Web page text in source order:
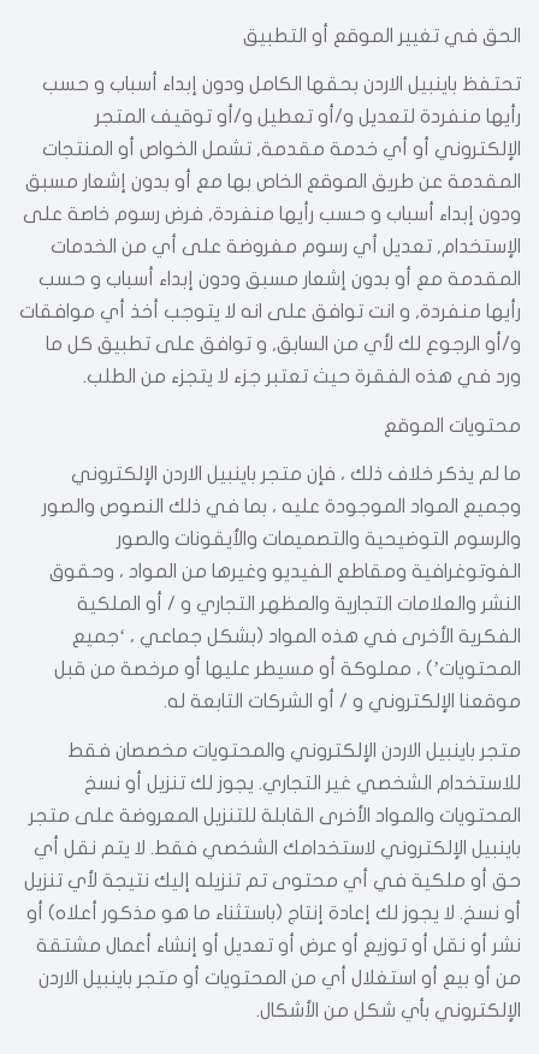
الحق في تغيير الموقع أو التطبيق
تحتفظ باينبيل الاردن بحقها الكامل ودون إبداء أسباب و حسب
رأيها منفردة لتعديل و/أو تعطيل و/أو توقيف المتجر
الإلكتروني أو أي خدمة مقدمة, تشمل الخواص أو المنتجات
المقدمة عن طريق الموقع الخاص بها مع أو بدون إشعار مسبق
ودون إبداء أسباب و حسب رأيها منفردة, فرض رسوم خاصة على
الإستخدام, تعديل أي رسوم مفروضة على أي من الخدمات
المقدمة مع أو بدون إشعار مسبق ودون إبداء أسباب و حسب
رأيها منفردة, و انت توافق على انه لا يتوجب أخذ أي موافقات
و/أو الرجوع لك لأي من السابق, و توافق على تطبيق كل ما
ورد في هذه الفقرة حيث تعتبر جزء لا يتجزء من الطلب.
محتويات الموقع
ما لم يذكر خلاف ذلك ، فإن متجر باينبيل الاردن الإلكتروني
وجميع المواد الموجودة عليه ، بما في ذلك النصوص والصور
والرسوم التوضيحية والتصميمات والأيقونات والصور
الفوتوغرافية ومقاطع الفيديو وغيرها من المواد ، وحقوق
النشر والعلامات التجارية والمظهر التجاري و / أو الملكية
الفكرية الأخرى في هذه المواد (بشكل جماعي ، ‘جميع
المحتويات’) ، مملوكة أو مسيطر عليها أو مرخصة من قبل
موقعنا الإلكتروني و / أو الشركات التابعة له.
متجر باينبيل الاردن الإلكتروني والمحتويات مخصصان فقط
للاستخدام الشخصي غير التجاري. يجوز لك تنزيل أو نسخ
المحتويات والمواد الأخرى القابلة للتنزيل المعروضة على متجر
باينبيل الإلكتروني لاستخدامك الشخصي فقط. لا يتم نقل أي
حق أو ملكية في أي محتوى تم تنزيله إليك نتيجة لأي تنزيل
أو نسخ. لا يجوز لك إعادة إنتاج (باستثناء ما هو مذكور أعلاه) أو
نشر أو نقل أو توزيع أو عرض أو تعديل أو إنشاء أعمال مشتقة
من أو بيع أو استغلال أي من المحتويات أو متجر باينبيل الاردن
الإلكتروني بأي شكل من الأشكال.